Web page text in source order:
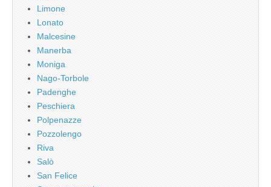
Limone
Lonato
Malcesine
Manerba
Moniga
Nago-Torbole
Padenghe
Peschiera
Polpenazze
Pozzolengo
Riva
Salò
San Felice